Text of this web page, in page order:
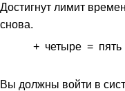
Достигнут лимит
снова.
+ четыре = пять
Вы должны войти в